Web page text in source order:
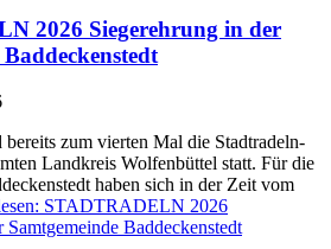
2026 Siegerehrung in der
bereits zum vierten Mal die Stadtradeln-
Landkreis Wolfenbüttel statt. Für die
haben sich in der Zeit vom
: STADTRADELN 2026
Samtgemeinde Baddeckenstedt